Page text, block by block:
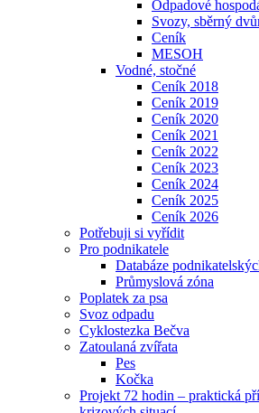
Odpadové
Svozy, sběrný
Ceník
MESOH
Vodné, stočné
Ceník 2018
Ceník 2019
Ceník 2020
Ceník 2021
Ceník 2022
Ceník 2023
Ceník 2024
Ceník 2025
Ceník 2026
Potřebuji si vyřídit
Pro podnikatele
Databáze
Průmyslová zóna
Poplatek za psa
Svoz odpadu
Cyklostezka Bečva
Zatoulaná zvířata
Pes
Kočka
Projekt 72 hodin – praktická